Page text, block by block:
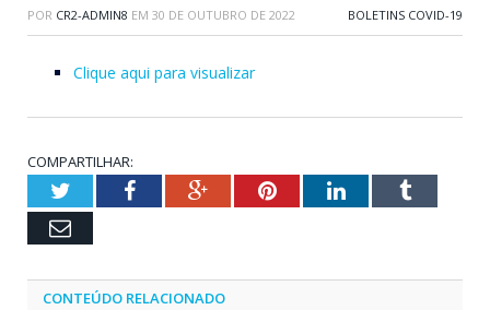
POR CR2-ADMIN8 EM 30 DE OUTUBRO DE 2022 BOLETINS COVID-19
Clique aqui para visualizar
COMPARTILHAR:
TwitterFacebookGoogle+PinterestLinkedInTumblr
Email
CONTEÚDO RELACIONADO